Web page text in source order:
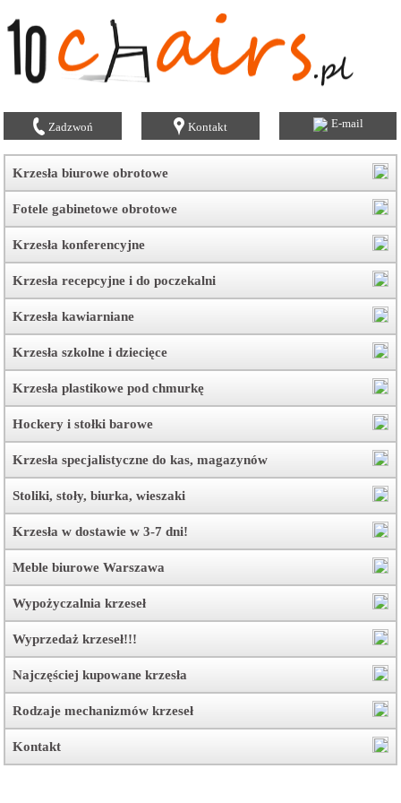
Zadzwoń Kontakt E-mail
Krzesła biurowe obrotowe
Fotele gabinetowe obrotowe
Krzesła konferencyjne
Krzesła recepcyjne i do poczekalni
Krzesła kawiarniane
Krzesła szkolne i dziecięce
Krzesła plastikowe pod chmurkę
Hockery i stołki barowe
Krzesła specjalistyczne do kas, magazynów
Stoliki, stoły, biurka, wieszaki
Krzesła w dostawie w 3-7 dni!
Meble biurowe Warszawa
Wypożyczalnia krzeseł
Wyprzedaż krzeseł!!!
Najczęściej kupowane krzesła
Rodzaje mechanizmów krzeseł
Kontakt